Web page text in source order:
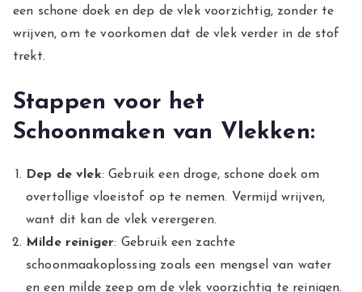
een schone doek en dep de vlek voorzichtig, zonder te
wrijven, om te voorkomen dat de vlek verder in de stof
trekt.
Stappen voor het
Schoonmaken van Vlekken:
Dep de vlek: Gebruik een droge, schone doek om
overtollige vloeistof op te nemen. Vermijd wrijven,
want dit kan de vlek verergeren.
Milde reiniger: Gebruik een zachte
schoonmaakoplossing zoals een mengsel van water
en een milde zeep om de vlek voorzichtig te reinigen.